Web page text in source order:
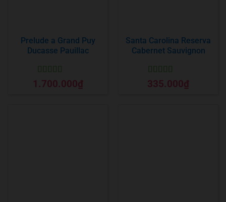
Prelude a Grand Puy
Ducasse Pauillac
Được xếp
hạng55 sao
1.700.000₫
Santa Carolina Reserva
Cabernet Sauvignon
Được xếp
hạng55 sao
335.000₫